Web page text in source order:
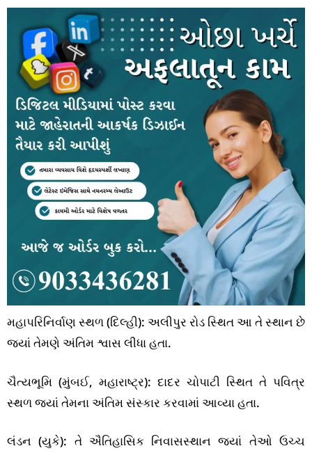
મહાપરિનિર્વાણ સ્થળ (દિલ્હી): અલીપુર રોડ સ્થિત આ તે સ્થાન છે
જ્યાં તેમણે અંતિમ શ્વાસ લીધા હતા.
ચૈત્યભૂમિ (મુંબઈ, મહારાષ્ટ્ર): દાદર ચોપાટી સ્થિત તે પવિત્ર
સ્થળ જ્યાં તેમના અંતિમ સંસ્કાર કરવામાં આવ્યા હતા.
લંડન (યુકે): તે ઐતિહાસિક નિવાસસ્થાન જ્યાં તેઓ ઉચ્ચ